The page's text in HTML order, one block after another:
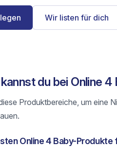
Wir listen für dich
du bei Online
Produktbereiche, um eine
Online 4 Baby-Produkte